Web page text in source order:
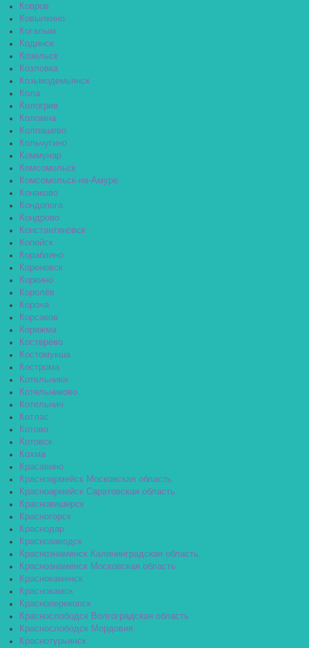
Ковров
Ковылкино
Когалым
Кодинск
Козельск
Козловка
Козьмодемьянск
Кола
Кологрив
Коломна
Колпашево
Кольчугино
Коммунар
Комсомольск
Комсомольск-на-Амуре
Конаково
Кондопога
Кондрово
Константиновск
Копейск
Кораблино
Кореновск
Коркино
Королёв
Короча
Корсаков
Коряжма
Костерёво
Костомукша
Кострома
Котельники
Котельниково
Котельнич
Котлас
Котово
Котовск
Кохма
Красавино
Красноармейск Московская область
Красноармейск Саратовская область
Красновишерск
Красногорск
Краснодар
Краснозаводск
Краснознаменск Калининградская область
Краснознаменск Московская область
Краснокаменск
Краснокамск
Красноперекопск
Краснослободск Волгоградская область
Краснослободск Мордовия
Краснотурьинск